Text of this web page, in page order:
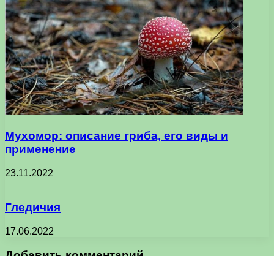
Мухомор: описание гриба, его виды и
применение
23.11.2022
Гледичия
17.06.2022